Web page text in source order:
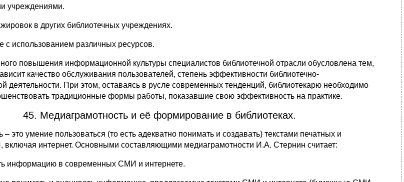
учреждениями.
в других библиотечных учреждениях.
с использованием различных ресурсов.
повышения информационной культуры специалистов библиотечной отрасли обусловлена тем,
качество обслуживания пользователей, степень эффективности библиотечно-
деятельности. При этом, оставаясь в русле современных тенденций, библиотекарю необходимо
традиционные формы работы, показавшие свою эффективность на практике.
45. Медиаграмотность и её формирование в библиотеках.
– это умение пользоваться (то есть адекватно понимать и создавать) текстами печатных и
интернет. Основными составляющими медиаграмотности И.А. Стернин считает:
информацию в современных СМИ и интернете.